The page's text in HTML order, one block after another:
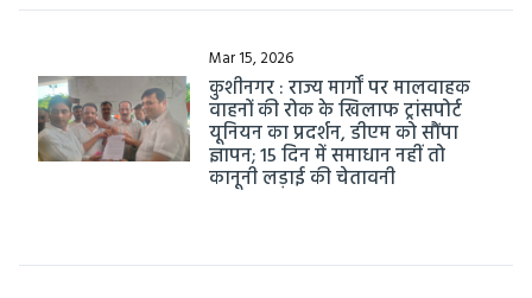
Mar 15, 2026
कुशीनगर : राज्य मार्गों पर मालवाहक
वाहनों की रोक के खिलाफ ट्रांसपोर्ट
यूनियन का प्रदर्शन, डीएम को सौंपा
ज्ञापन; 15 दिन में समाधान नहीं तो
कानूनी लड़ाई की चेतावनी